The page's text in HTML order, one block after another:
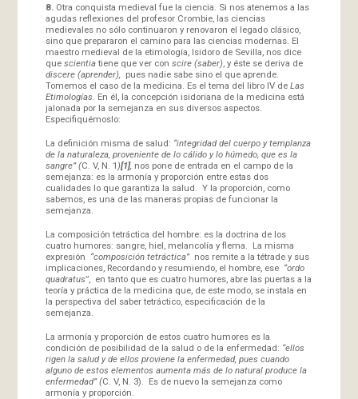
8. Otra conquista medieval fue la ciencia. Si nos atenemos a las
agudas reflexiones del profesor Crombie, las ciencias
medievales no sólo continuaron y renovaron el legado clásico,
sino que prepararon el camino para las ciencias modernas. El
maestro medieval de la etimología, Isidoro de Sevilla, nos dice
que scientiatiene que ver con scire (saber) , y éste se deriva de
discere (aprender), pues nadie sabe sino el que aprende.
Tomemos el caso de la medicina. Es el tema del libro IV de Las
Etimologías. En él, la concepción isidoriana de la medicina está
jalonada por la semejanza en sus diversos aspectos.
Especifiquémoslo:
La definición misma de salud: “integridad del cuerpo y templanza
de la naturaleza, proveniente de lo cálido y lo húmedo, que es la
sangre” (C. V, N. 1 )[1], nos pone de entrada en el campo de la
semejanza: es la armonía y proporción entre estas dos
cualidades lo que garantiza la salud. Y la proporción, como
sabemos, es una de las maneras propias de funcionar la
semejanza.
La composición tetráctica del hombre: es la doctrina de los
cuatro humores: sangre, hiel, melancolía y flema. La misma
expresión “composición tetráctica”nos remite a la tétrade y sus
implicaciones, Recordando y resumiendo, el hombre, ese “ordo
quadratus”, en tanto que es cuatro humores, abre las puertas a la
teoría y práctica de la medicina que, de este modo, se instala en
la perspectiva del saber tetráctico, especificación de la
semejanza.
La armonía y proporción de estos cuatro humores es la
condición de posibilidad de la salud o de la enfermedad: “ellos
rigen la salud y de ellos proviene la enfermedad, pues cuando
alguno de estos elementos aumenta más de lo natural produce la
enfermedad” (C. V, N. 3). Es de nuevo la semejanza como
armonía y proporción.